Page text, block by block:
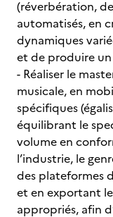
(réverbération,
automatisés, en
dynamiques
et de produire
- Réaliser le
musicale, en
spécifiques
équilibrant le
volume en
l’industrie, le
des plateformes
et en exportant
appropriés, afin